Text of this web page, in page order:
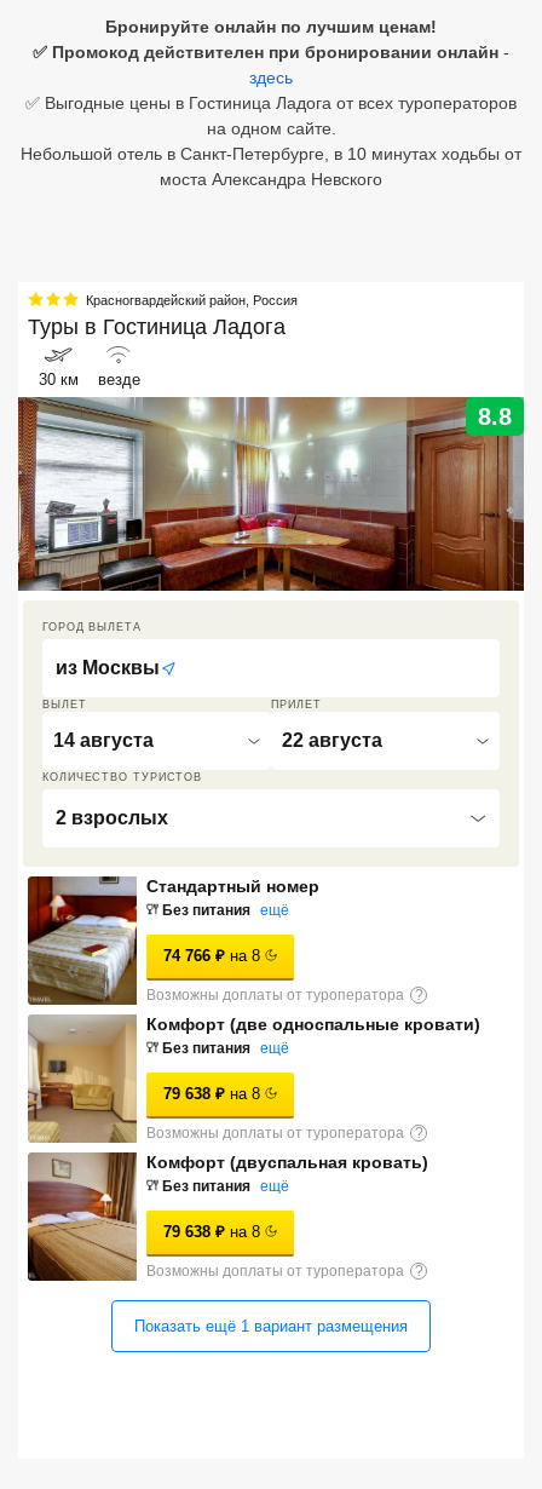
Бронируйте онлайн по лучшим ценам!
✅ Промокод действителен при бронировании онлайн -
здесь
✅ Выгодные цены в Гостиница Ладога от всех туроператоров
на одном сайте.
Небольшой отель в Санкт-Петербурге, в 10 минутах ходьбы от
моста Александра Невского
Красногвардейский район, Россия
Туры в Гостиница Ладога
30 км везде
8.8
ВЫЛЕТ
14 августа
ПРИЛЕТ
22 августа
КОЛИЧЕСТВО ТУРИСТОВ
2 взрослых
ГОРОД ВЫЛЕТА
из Москвы
Стандартный номер
Без питания ещё
74 766 ₽ на 8
Возможны доплаты от туроператора ?
Комфорт (две односпальные кровати)
Без питания ещё
79 638 ₽ на 8
Возможны доплаты от туроператора ?
Комфорт (двуспальная кровать)
Без питания ещё
79 638 ₽ на 8
Возможны доплаты от туроператора ?
Показать ещё 1 вариант размещения
Египет
Куба
Северный Гоа
Южный Гоа
Занзибар
Абхазия
Большой Сочи
Кав Мин Воды
Экскурсионные туры
VIP отели 5 звезд
Недорогие отели 4*
звезды
Лучшие отели 3* звезды
Недорогие отели 3*
звезды
Сетевые отели Турции
Сетевые отели Египта
Сетевые отели ОАЭ
Сетевые отели Таиланда
Сетевые отели Шри Ланки